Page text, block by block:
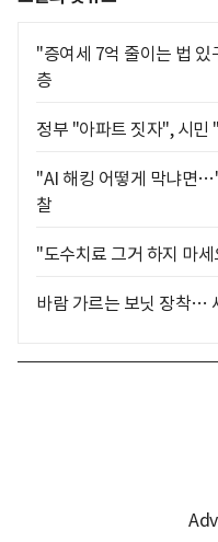
"증여세 7억 줄이는 법
층
정부 "아파트 짓자", 시
"AI 해킹 어떻게 막냐면
찰
"도수치료 그거 하지 마
바람 가르는 보닛 장착…